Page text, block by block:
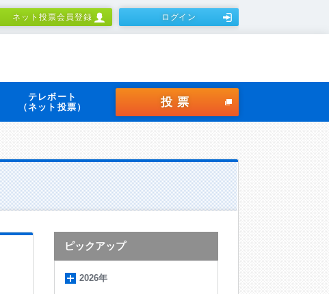
ネット投票会員登録 ログイン
テレボート
（ネット投票）
投票
ピックアップ
2026年